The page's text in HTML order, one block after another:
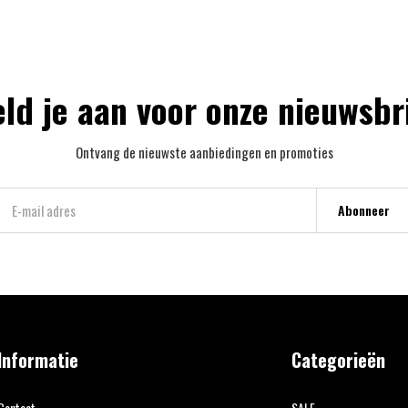
je aan voor onze
Ontvang de nieuwste aanbiedingen en promoties
Abonneer
Categorieën